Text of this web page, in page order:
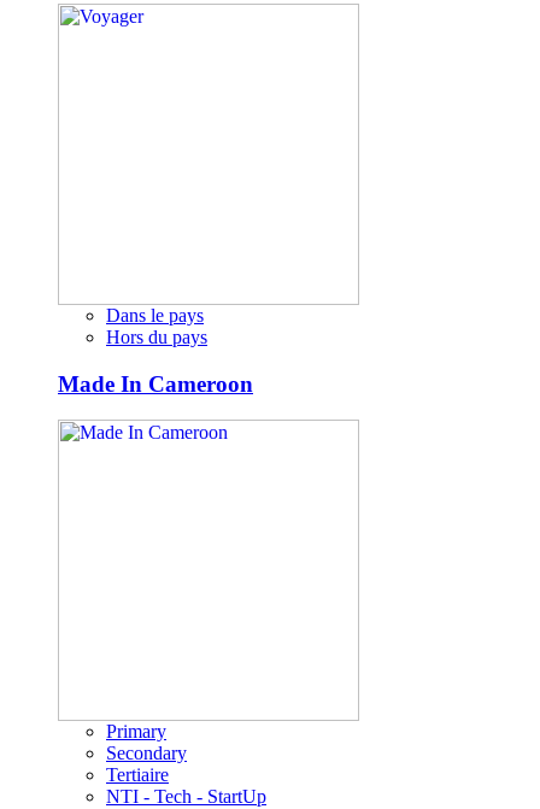
Dans le pays
Hors du pays
Made In Cameroon
Primary
Secondary
Tertiaire
NTI - Tech - StartUp